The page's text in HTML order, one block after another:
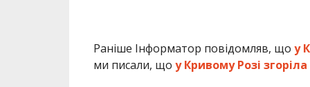
Раніше Інформатор повідомляв, що у
ми писали, що у Кривому Розі